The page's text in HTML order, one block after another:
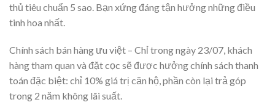
thủ tiêu chuẩn 5 sao. Bạn xứng đáng tận hưởng những điều
tinh hoa nhất.
Chính sách bán hàng ưu việt – Chỉ trong ngày 23/07, khách
hàng tham quan và đặt cọc sẽ được hưởng chính sách thanh
toán đặc biệt: chỉ 10% giá trị căn hộ, phần còn lại trả góp
trong 2 năm không lãi suất.